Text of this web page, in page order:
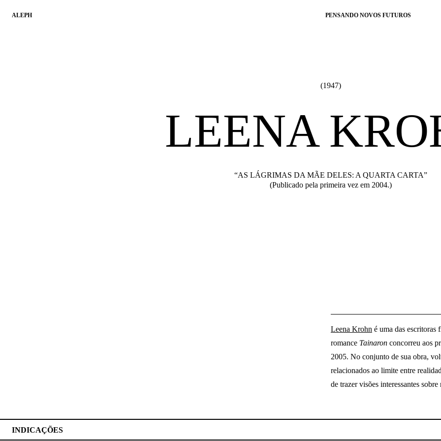
ALEPH PENSANDO NOVOS FUTUROS
(1947)
LEENA
“AS LÁGRIMAS DA MÃE DELES: A QUARTA CARTA”
(Publicado pela primeira vez em 2004.)
Leena Krohn é uma das escritoras
romance Tainaron concorreu aos
2005. No conjunto de sua obra,
relacionados ao limite entre
de trazer visões interessantes sobre
INDICAÇÕES